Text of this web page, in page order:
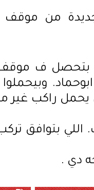
بتحصل ف
راكب غير
دي .